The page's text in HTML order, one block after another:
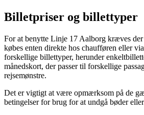
Billetpriser og billettyper
For at benytte Linje 17 Aalborg kræves
købes enten direkte hos chaufføren eller
forskellige billettyper, herunder
månedskort, der passer til forskellige
rejsemønstre.
Det er vigtigt at være opmærksom på de
betingelser for brug for at undgå bøder